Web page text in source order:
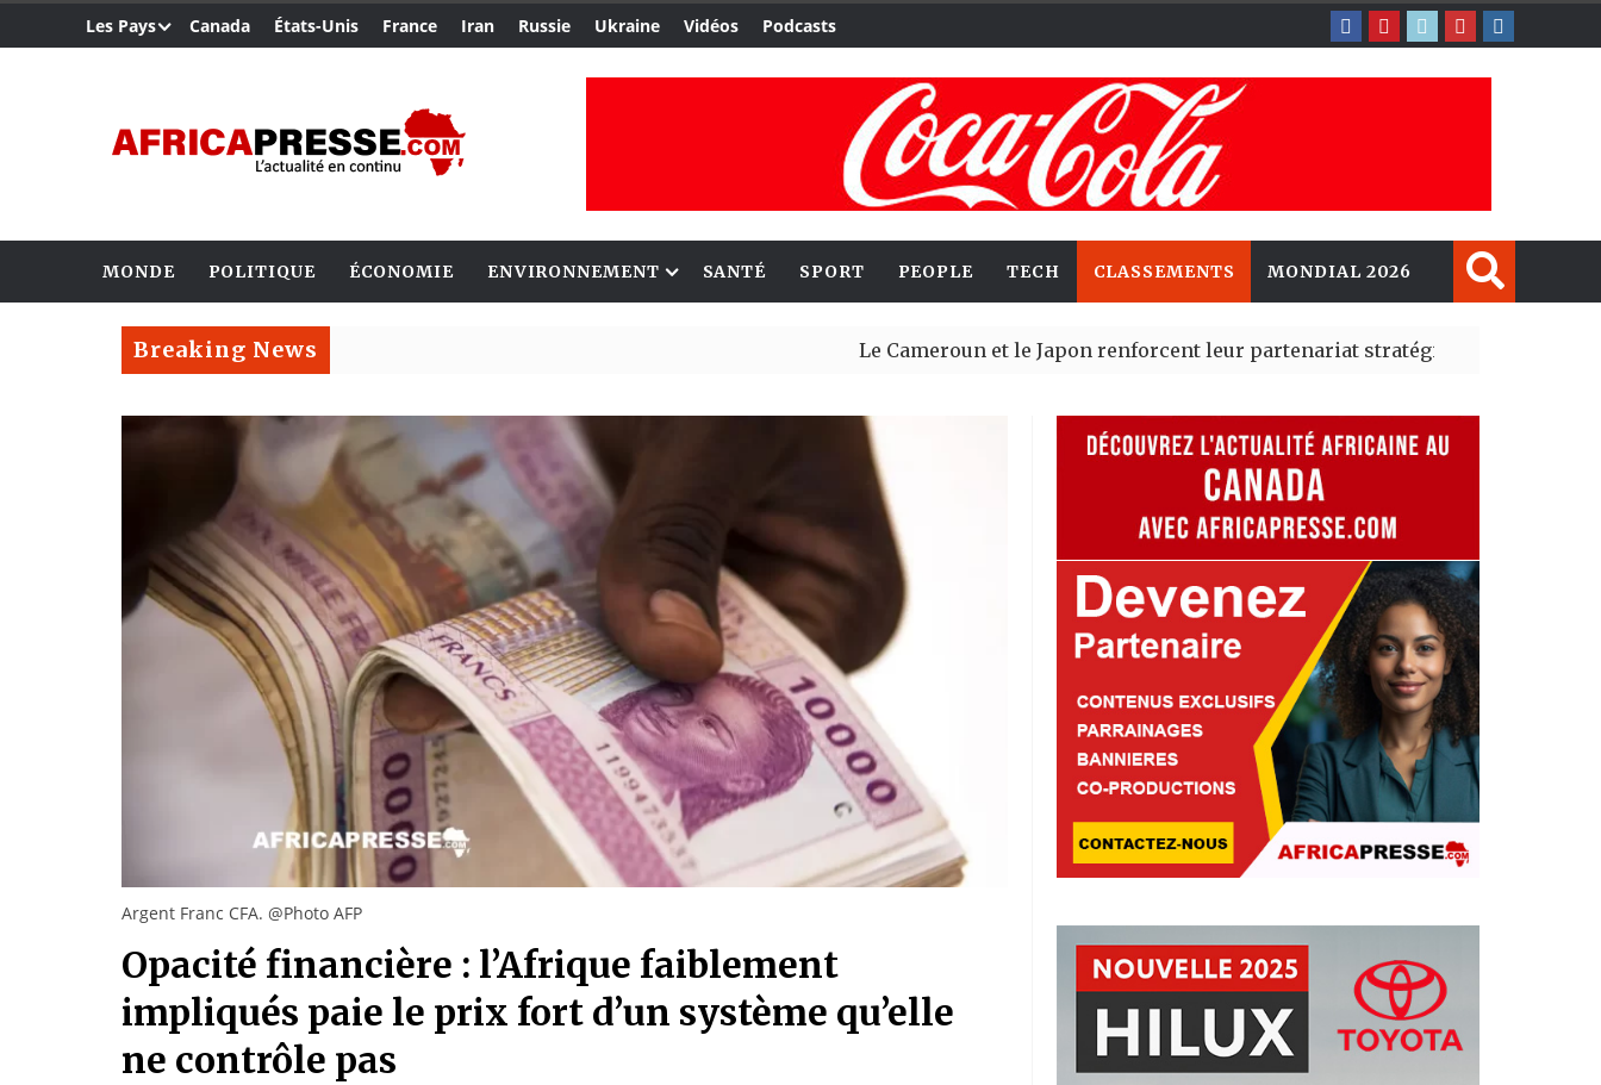
Les Pays Canada États-Unis France Iran Russie Ukraine Vidéos Podcasts
MONDE POLITIQUE ÉCONOMIE ENVIRONNEMENT SANTÉ SPORT PEOPLE TECH CLASSEMENTS MONDIAL 2026
Breaking News Le Cameroun et le Japon renforcent leur partenariat stratégique avec un cap sur l’IA
Argent Franc CFA. @Photo AFP
Opacité financière : l’Afrique faiblement
impliqués paie le prix fort d’un système qu’elle
ne contrôle pas